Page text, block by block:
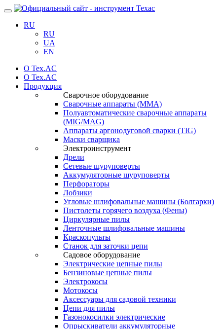
Навигация
RU
RU
UA
EN
О Tex.AC
О Tex.AC
Продукция
Сварочное оборудование
Сварочные аппараты (ММА)
Полуавтоматические сварочные аппараты
(MIG/MAG)
Аппараты аргонодуговой сварки (TIG)
Маски сварщика
Электроинструмент
Дрели
Сетевые шуруповерты
Аккумуляторные шуруповерты
Перфораторы
Лобзики
Угловые шлифовальные машины (Болгарки)
Пистолеты горячего воздуха (Фены)
Циркулярные пилы
Ленточные шлифовальные машины
Краскопульты
Станок для заточки цепи
Садовое оборудование
Электрические цепные пилы
Бензиновые цепные пилы
Электрокосы
Мотокосы
Аксессуары для садовой техники
Цепи для пилы
Газонокосилки электрические
Опрыскиватели аккумуляторные